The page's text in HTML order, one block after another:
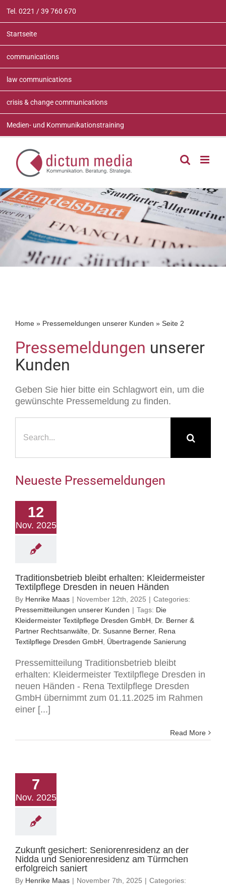
Inhalt
springen
Tel. 0221 / 39 760 670
Startseite
communications
law communications
crisis & change communications
Medien- und Kommunikationstraining
Home » Pressemeldungen unserer Kunden » Seite 2
Pressemeldungen unserer
Kunden
Geben Sie hier bitte ein Schlagwort ein, um die
gewünschte Pressemeldung zu finden.
nach:
Neueste Pressemeldungen
12
Nov. 2025
Traditionsbetrieb bleibt erhalten: Kleidermeister
Textilpflege Dresden in neuen Händen
By Henrike Maas | November 12th, 2025 | Categories:
Pressemitteilungen unserer Kunden | Tags: Die
Kleidermeister Textilpflege Dresden GmbH
Dr. Berner &
Partner Rechtsanwälte Dr. Susanne Berner, Rena
Textilpflege Dresden GmbH
Übertragende Sanierung
Pressemitteilung Traditionsbetrieb bleibt
erhalten: Kleidermeister Textilpflege Dresden in
neuen Händen - Rena Textilpflege Dresden
GmbH übernimmt zum 01.11.2025 im Rahmen
einer [...]
Read More
7
Nov. 2025
Zukunft gesichert: Seniorenresidenz an der
Nidda und Seniorenresidenz am Türmchen
erfolgreich saniert
By Henrike Maas | November 7th, 2025 | Categories: